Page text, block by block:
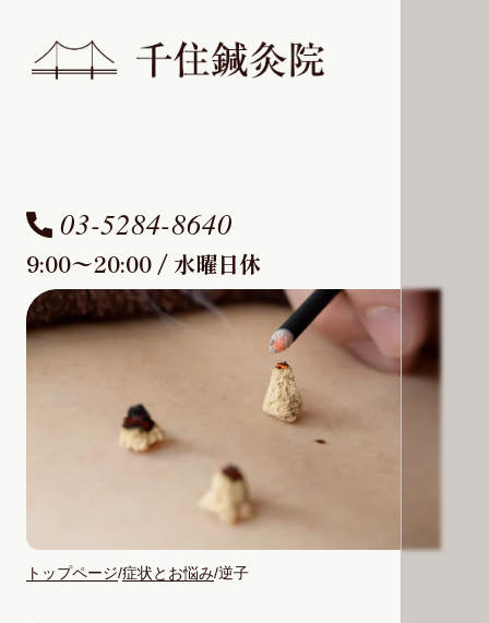
03-5284-8640
9:00〜20:00 / 水曜日休
トップページ 症状とお悩み 逆子